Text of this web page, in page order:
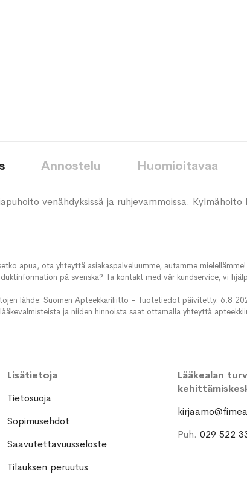
venähdyksissä ja ruhjevammoissa.
Annostelu Huomioitavaa
apua, ota yhteyttä asiakaspalveluumme, autamme mielellämme!
på svenska? Ta kontakt med vår kundservice, vi
lähde: Suomen Apteekkariliitto - Tuotetiedot päivitetty:
ja niiden hinnoista saat ottamalla yhteyttä
Lisätietoja
Tietosuoja
Sopimusehdot
Saavutettavuusseloste
Tilauksen peruutus
Lääkealan
Puh.029 522